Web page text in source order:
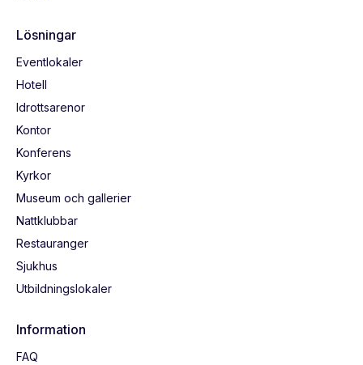
Lösningar
Eventlokaler
Hotell
Idrottsarenor
Kontor
Konferens
Kyrkor
Museum och gallerier
Nattklubbar
Restauranger
Sjukhus
Utbildningslokaler
Information
FAQ